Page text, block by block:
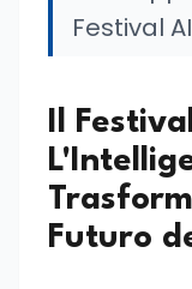
Festival
Il
Futuro